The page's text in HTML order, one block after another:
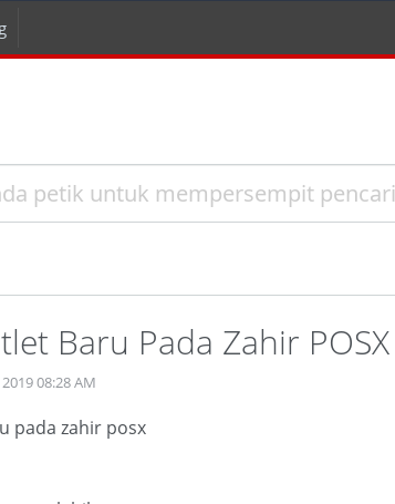
Baru Pada Zahir POSX
08:28 AM
pada zahir posx